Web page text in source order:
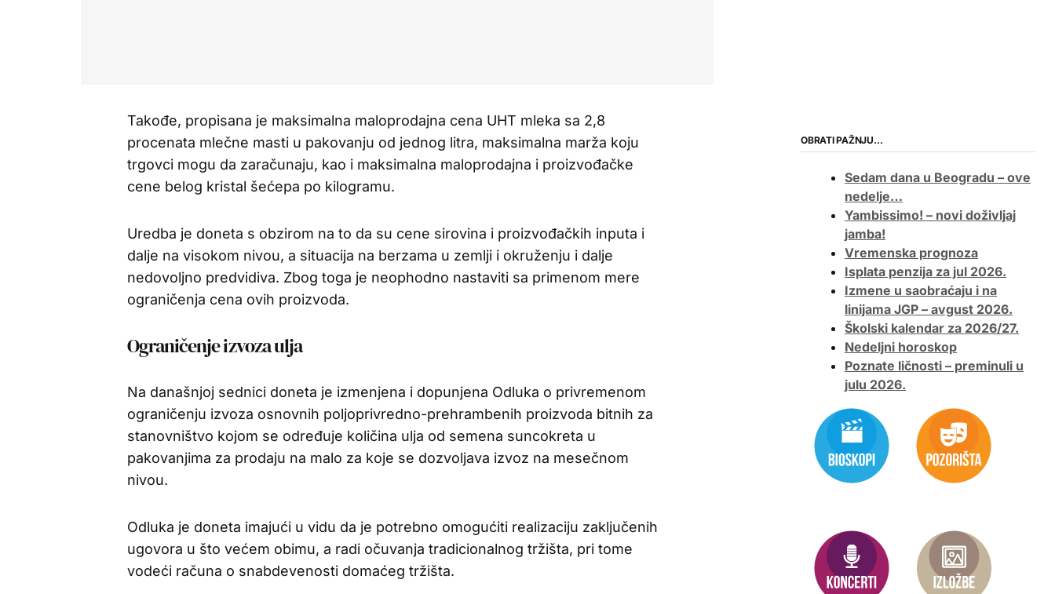
Takođe, propisana je maksimalna maloprodajna cena UHT mleka sa 2,8
procenata mlečne masti u pakovanju od jednog litra, maksimalna marža koju
trgovci mogu da zaračunaju, kao i maksimalna maloprodajna i proizvođačke
cene belog kristal šećepa po kilogramu.
Uredba je doneta s obzirom na to da su cene sirovina i proizvođačkih inputa i
dalje na visokom nivou, a situacija na berzama u zemlji i okruženju i dalje
nedovoljno predvidiva. Zbog toga je neophodno nastaviti sa primenom mere
ograničenja cena ovih proizvoda.
Ograničenje izvoza ulja
Na današnjoj sednici doneta je izmenjena i dopunjena Odluka o privremenom
ograničenju izvoza osnovnih poljoprivredno-prehrambenih proizvoda bitnih za
stanovništvo kojom se određuje količina ulja od semena suncokreta u
pakovanjima za prodaju na malo za koje se dozvoljava izvoz na mesečnom
nivou.
Odluka je doneta imajući u vidu da je potrebno omogućiti realizaciju zaključenih
ugovora u što većem obimu, a radi očuvanja tradicionalnog tržišta, pri tome
vodeći računa o snabdevenosti domaćeg tržišta.
OBRATI PAŽNJU…
Sedam dana u Beogradu – ove
nedelje…
Yambissimo! – novi doživljaj
jamba!
Vremenska prognoza
Isplata penzija za jul 2026.
Izmene u saobraćaju i na
linijama JGP – avgust 2026.
Školski kalendar za 2026/27.
Nedeljni horoskop
Poznate ličnosti – preminuli u
julu 2026.